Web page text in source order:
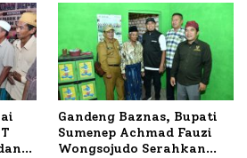
Sumenep Tinjau Langsung
Budidaya Lele dan Ayam
Petelur di Desa Bataal
Timur
Gandeng Baznas, Bupati
Sumenep Achmad Fauzi
Wongsojudo Serahkan